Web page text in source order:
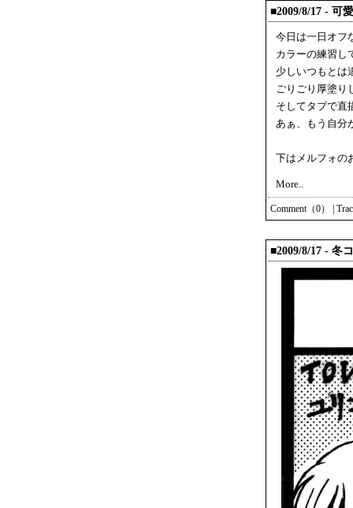
■2009/8/17 - 可
今日は一日オフ
カラーの練習し
少しいつもとは
ごりごり厚塗り
そしてタブで直
あぁ、もう自分
下はメルフォの
More..
Comment（0）
■2009/8/17 - 冬